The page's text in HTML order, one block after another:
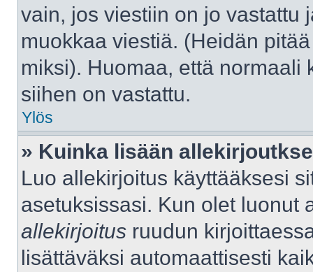
vain, jos viestiin on jo vastattu
muokkaa viestiä. (Heidän
miksi). Huomaa, että normaali
siihen on vastattu.
Ylös
» Kuinka lisään
Luo allekirjoitus käyttääksesi
asetuksissasi. Kun olet luonut
allekirjoitus ruudun
lisättäväksi automaattisesti